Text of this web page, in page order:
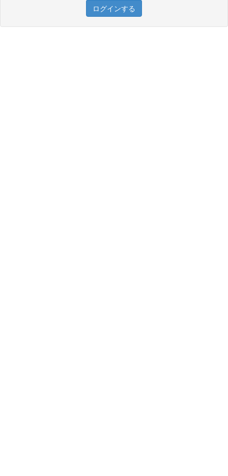
ログインする